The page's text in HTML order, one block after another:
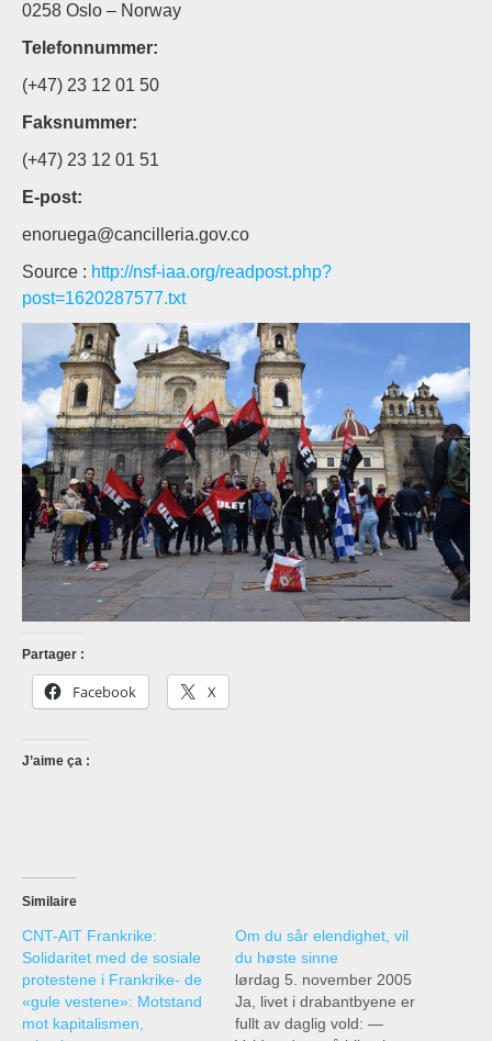
0258 Oslo – Norway
Telefonnummer:
(+47) 23 12 01 50
Faksnummer:
(+47) 23 12 01 51
E-post:
enoruega@cancilleria.gov.co
Source : http://nsf-iaa.org/readpost.php?
post=1620287577.txt
Partager :
Facebook X
J’aime ça :
Similaire
CNT-AIT Frankrike:
Solidaritet med de sosiale
protestene i Frankrike- de
«gule vestene»: Motstand
mot kapitalismen,
Om du sår elendighet, vil
du høste sinne
lørdag 5. november 2005
Ja, livet i drabantbyene er
fullt av daglig vold: —